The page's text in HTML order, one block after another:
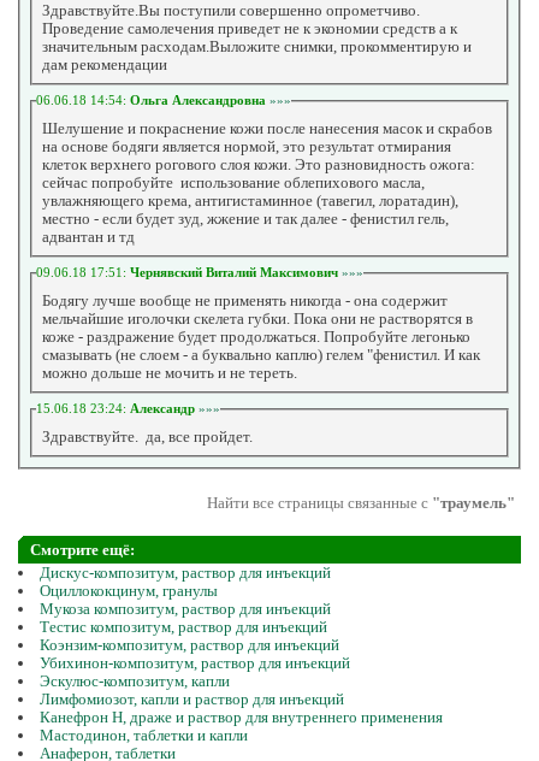
Здравствуйте.Вы поступили совершенно опрометчиво.
Проведение самолечения приведет не к экономии средств а к
значительным расходам.Выложите снимки, прокомментирую и
дам рекомендации
06.06.18 14:54: Ольга Александровна »»»
Шелушение и покраснение кожи после нанесения масок и скрабов
на основе бодяги является нормой, это результат отмирания
клеток верхнего рогового слоя кожи. Это разновидность ожога:
сейчас попробуйте использование облепихового масла,
увлажняющего крема, антигистаминное (тавегил, лоратадин),
местно - если будет зуд, жжение и так далее - фенистил гель,
адвантан и тд
09.06.18 17:51: Чернявский Виталий Максимович »»»
Бодягу лучше вообще не применять никогда - она содержит
мельчайшие иголочки скелета губки. Пока они не растворятся в
коже - раздражение будет продолжаться. Попробуйте легонько
смазывать (не слоем - а буквально каплю) гелем "фенистил. И как
можно дольше не мочить и не тереть.
15.06.18 23:24: Александр »»»
Здравствуйте. да, все пройдет.
Найти все страницы связанные с "траумель"
Смотрите ещё:
Дискус-композитум, раствор для инъекций
Оциллококцинум, гранулы
Мукоза композитум, раствор для инъекций
Тестис композитум, раствор для инъекций
Коэнзим-композитум, раствор для инъекций
Убихинон-композитум, раствор для инъекций
Эскулюс-композитум, капли
Лимфомиозот, капли и раствор для инъекций
Канефрон Н, драже и раствор для внутреннего применения
Мастодинон, таблетки и капли
Анаферон, таблетки